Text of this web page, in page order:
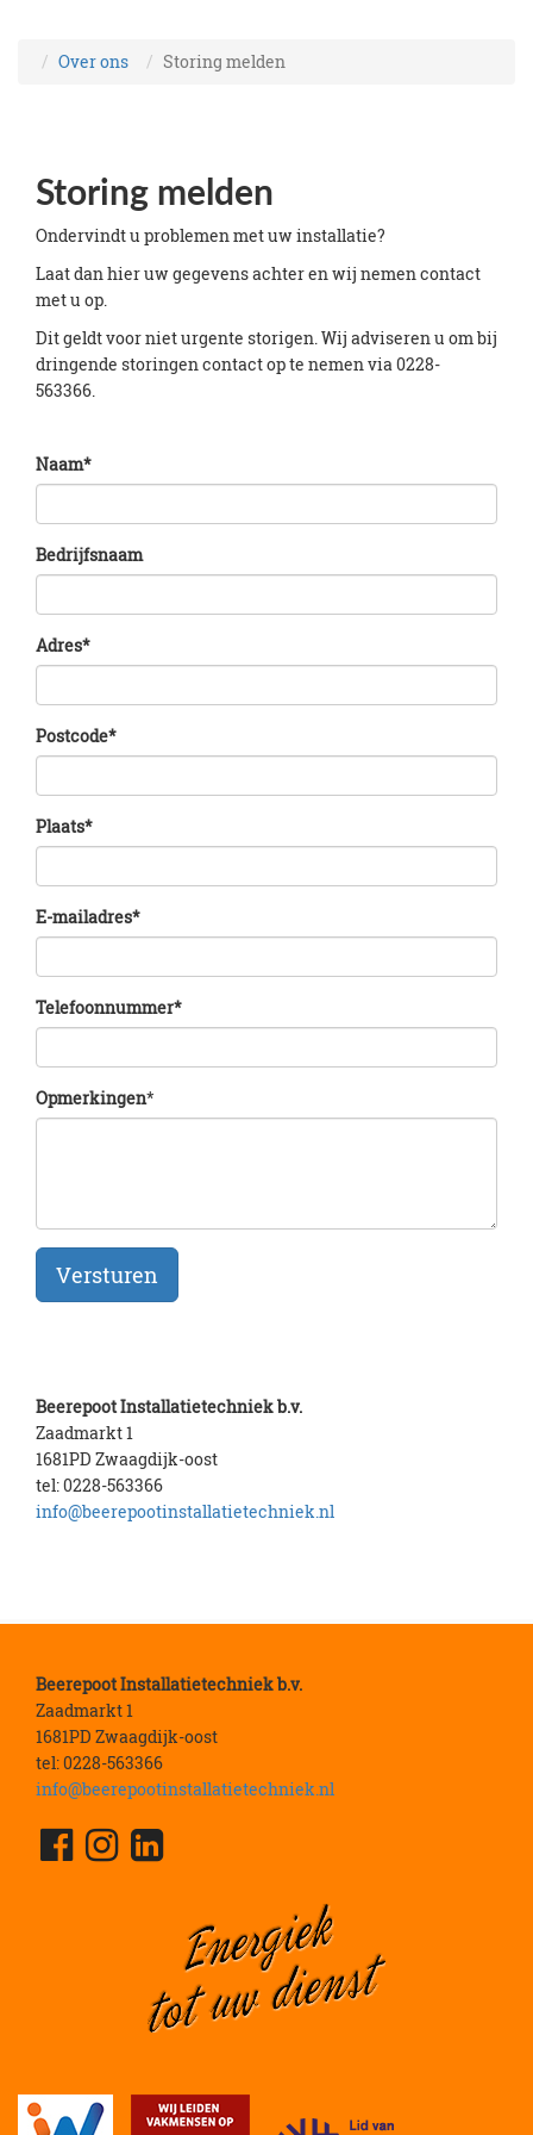
Over ons Storing melden
Storing melden
Ondervindt u problemen met uw installatie?
Laat dan hier uw gegevens achter en wij nemen contact
met u op.
Dit geldt voor niet urgente storigen. Wij adviseren u om bij
dringende storingen contact op te nemen via 0228-
563366.
Naam*
Bedrijfsnaam
Adres*
Postcode*
Plaats*
E-mailadres*
Telefoonnummer*
Opmerkingen*
Beerepoot Installatietechniek b.v.
Zaadmarkt 1
1681PD Zwaagdijk-oost
tel: 0228-563366
info@beerepootinstallatietechniek.nl
Beerepoot Installatietechniek b.v.
Zaadmarkt 1
1681PD Zwaagdijk-oost
tel: 0228-563366
info@beerepootinstallatietechniek.nl